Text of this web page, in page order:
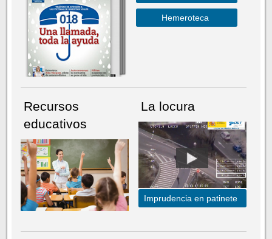
Hemeroteca
Recursos
educativos
La locura
Imprudencia en patinete